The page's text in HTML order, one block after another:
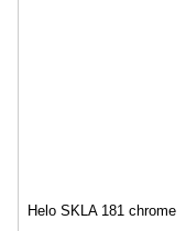
Helo SKLA 181 chrome